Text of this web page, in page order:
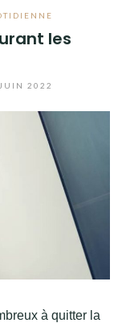
les
2022
à quitter la